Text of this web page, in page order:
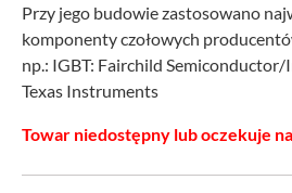
Przy jego budowie zastosowano
komponenty czołowych
np.: IGBT: Fairchild
Texas Instruments
Towar niedostępny lub oczekuje